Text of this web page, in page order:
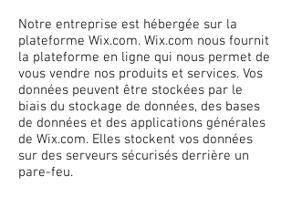
Notre entreprise est hébergée sur la
plateforme Wix.com. Wix.com nous fournit
la plateforme en ligne qui nous permet de
vous vendre nos produits et services. Vos
données peuvent être stockées par le
biais du stockage de données, des bases
de données et des applications générales
de Wix.com. Elles stockent vos données
sur des serveurs sécurisés derrière un
pare-feu.